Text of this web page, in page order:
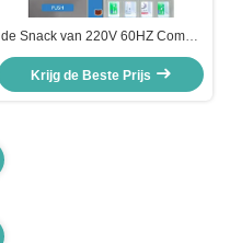
de Snack van 220V 60HZ Combo
en de Machtsoem van de
SodaAutomaat 60W
Krijg de Beste Prijs